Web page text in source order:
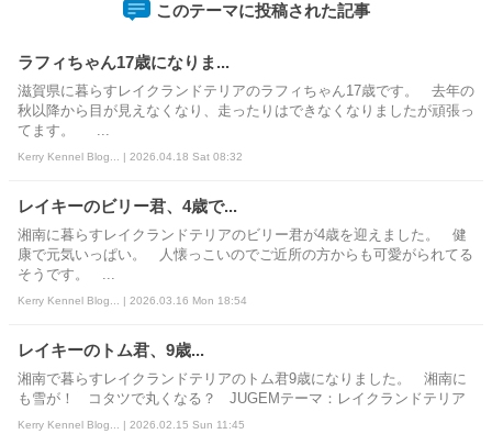
このテーマに投稿された記事
ラフィちゃん17歳になりま...
滋賀県に暮らすレイクランドテリアのラフィちゃん17歳です。 去年の
秋以降から目が見えなくなり、走ったりはできなくなりましたが頑張っ
てます。 ...
Kerry Kennel Blog... | 2026.04.18 Sat 08:32
レイキーのビリー君、4歳で...
湘南に暮らすレイクランドテリアのビリー君が4歳を迎えました。 健
康で元気いっぱい。 人懐っこいのでご近所の方からも可愛がられてる
そうです。 ...
Kerry Kennel Blog... | 2026.03.16 Mon 18:54
レイキーのトム君、9歳 ...
湘南で暮らすレイクランドテリアのトム君9歳になりました。 湘南に
も雪が！ コタツで丸くなる？ JUGEMテーマ：レイクランドテリア
Kerry Kennel Blog... | 2026.02.15 Sun 11:45